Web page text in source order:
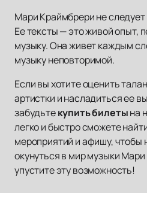
Мари Краймбрери не следует
Ее тексты — это живой опыт,
музыку. Она живет каждым
музыку неповторимой.
Если вы хотите оценить
артистки и насладиться ее
забудьтекупить билетына
легко и быстро сможете
мероприятий и афишу, чтобы
окунуться в мир музыки
упустите эту возможность!